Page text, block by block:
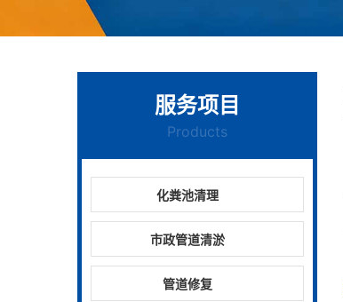
服务项目
Products
化粪池清理
市政管道清淤
管道修复